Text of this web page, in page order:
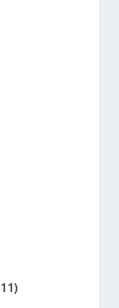
11)